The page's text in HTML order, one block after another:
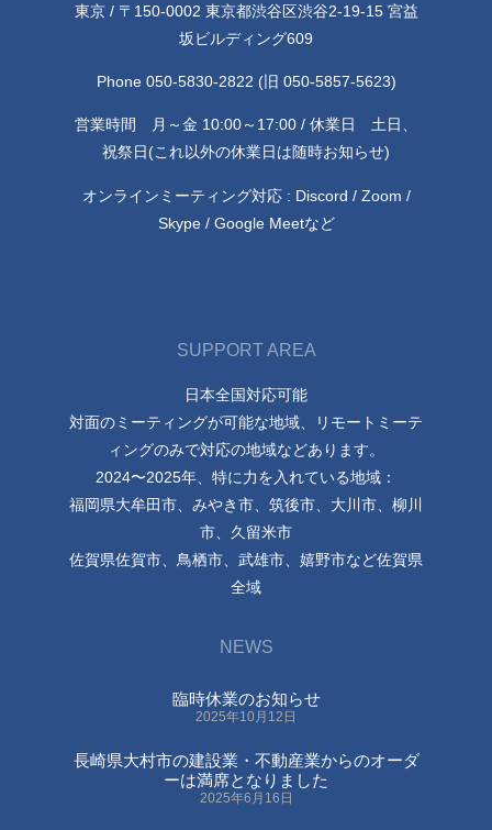
東京 / 〒150-0002 東京都渋谷区渋谷2-19-15 宮益
坂ビルディング609
Phone 050-5830-2822 (旧 050-5857-5623)
営業時間 月～金 10:00～17:00 / 休業日 土日、
祝祭日(これ以外の休業日は随時お知らせ)
オンラインミーティング対応 : Discord / Zoom /
Skype / Google Meetなど
SUPPORT AREA
日本全国対応可能
対面のミーティングが可能な地域、リモートミーテ
ィングのみで対応の地域などあります。
2024〜2025年、特に力を入れている地域：
福岡県大牟田市、みやき市、筑後市、大川市、柳川
市、久留米市
佐賀県佐賀市、鳥栖市、武雄市、嬉野市など佐賀県
全域
NEWS
臨時休業のお知らせ
2025年10月12日
長崎県大村市の建設業・不動産業からのオーダ
ーは満席となりました
2025年6月16日